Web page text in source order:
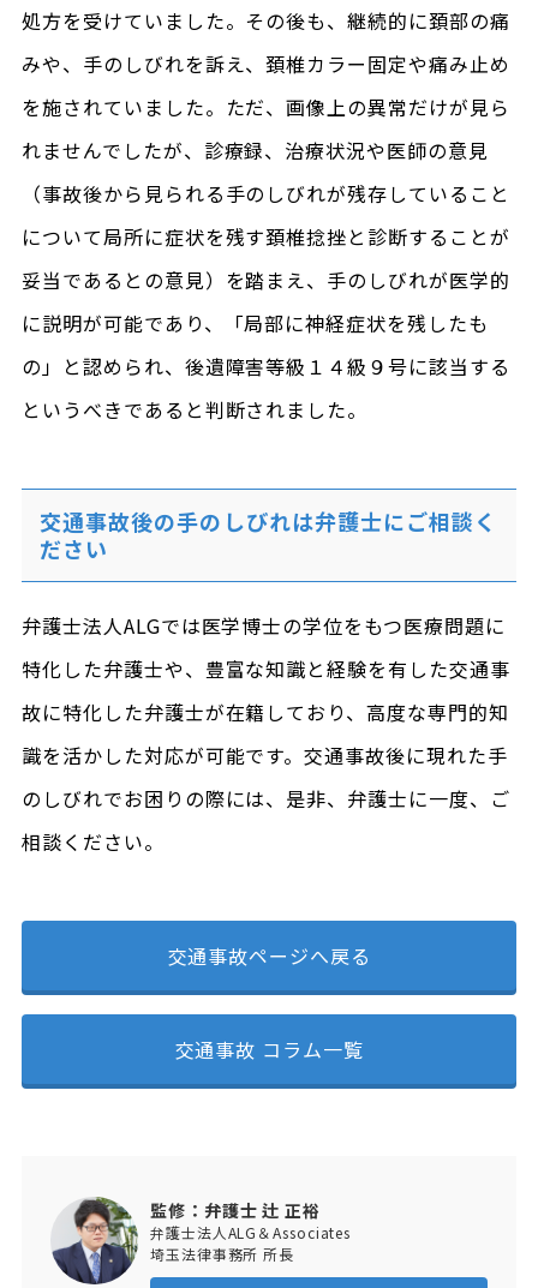
処方を受けていました。その後も、継続的に頚部の痛
みや、手のしびれを訴え、頚椎カラー固定や痛み止め
を施されていました。ただ、画像上の異常だけが見ら
れませんでしたが、診療録、治療状況や医師の意見
（事故後から見られる手のしびれが残存していること
について局所に症状を残す頚椎捻挫と診断することが
妥当であるとの意見）を踏まえ、手のしびれが医学的
に説明が可能であり、「局部に神経症状を残したも
の」と認められ、後遺障害等級１４級９号に該当する
というべきであると判断されました。
交通事故後の手のしびれは弁護士にご相談く
ださい
弁護士法人ALGでは医学博士の学位をもつ医療問題に
特化した弁護士や、豊富な知識と経験を有した交通事
故に特化した弁護士が在籍しており、高度な専門的知
識を活かした対応が可能です。交通事故後に現れた手
のしびれでお困りの際には、是非、弁護士に一度、ご
相談ください。
交通事故ページへ戻る
交通事故 コラム一覧
監修：弁護士 辻 正裕
弁護士法人ALG＆Associates
埼玉法律事務所 所長